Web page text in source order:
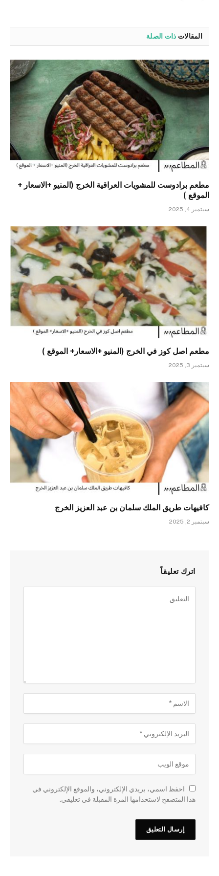
المقالات ذات الصلة
مطعم برادوست للمشويات العراقية الخرج (المنيو +الاسعار +
الموقع )
سبتمبر 4, 2025
مطعم اصل كوز في الخرج (المنيو +الاسعار+ الموقع )
سبتمبر 3, 2025
كافيهات طريق الملك سلمان بن عبد العزيز الخرج
سبتمبر 2, 2025
اترك تعليقاً
احفظ اسمي، بريدي الإلكتروني، والموقع الإلكتروني في
هذا المتصفح لاستخدامها المرة المقبلة في تعليقي.